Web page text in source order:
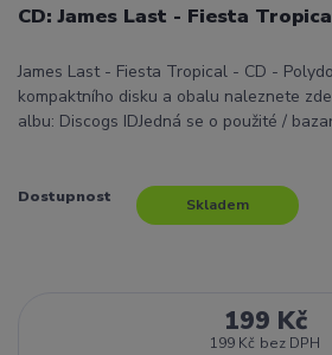
CD: James Last - Fiesta
James Last - Fiesta Tropical - CD -
kompaktního disku a obalu naleznete
albu: Discogs IDJedná se o použité /
Dostupnost Skladem
199 Kč
199 Kč bez DPH